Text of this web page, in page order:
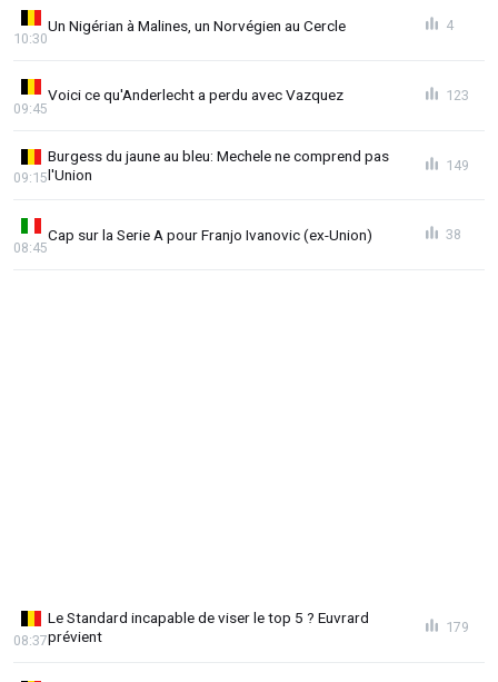
Un Nigérian à Malines, un Norvégien au Cercle
10:30
4
Voici ce qu'Anderlecht a perdu avec Vazquez
09:45
123
Burgess du jaune au bleu: Mechele ne comprend pas
l'Union
09:15
149
Cap sur la Serie A pour Franjo Ivanovic (ex-Union)
08:45
38
Le Standard incapable de viser le top 5 ? Euvrard
prévient
08:37
179